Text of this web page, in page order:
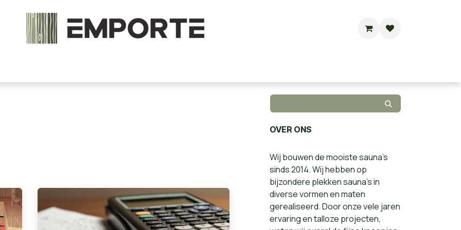
OVER ONS
Wij bouwen de mooiste sauna’s
sinds 2014. Wij hebben op
bijzondere plekken sauna’s in
diverse vormen en maten
gerealiseerd. Door onze vele jaren
ervaring en talloze projecten,